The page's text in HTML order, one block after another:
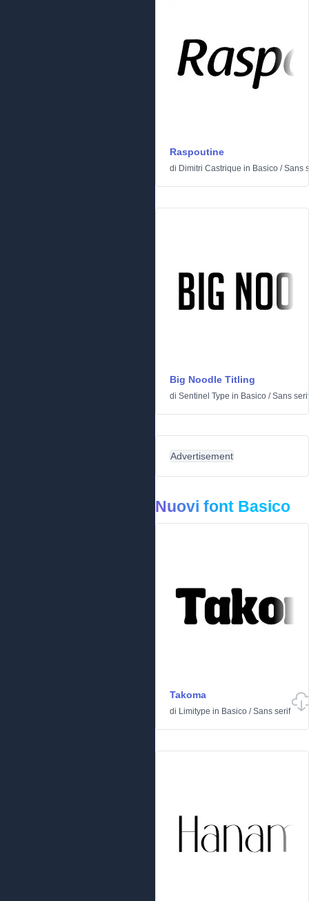
Raspoutine
di Dimitri Castrique in Basico /Sans
Big Noodle Titling
di Sentinel Type in Basico /Sans serif
Advertisement
Nuovi font Basico
Takoma
di Limitype in Basico /Sans serif